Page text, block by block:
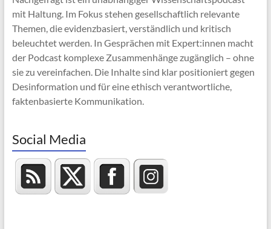
mit Haltung. Im Fokus stehen gesellschaftlich relevante
Themen, die evidenzbasiert, verständlich und kritisch
beleuchtet werden. In Gesprächen mit Expert:innen macht
der Podcast komplexe Zusammenhänge zugänglich – ohne
sie zu vereinfachen. Die Inhalte sind klar positioniert gegen
Desinformation und für eine ethisch verantwortliche,
faktenbasierte Kommunikation.
Social Media